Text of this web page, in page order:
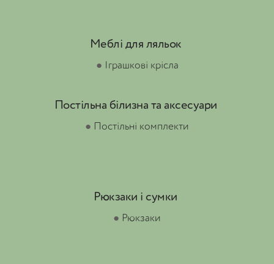
Меблі для ляльок
● Іграшкові крісла
Постільна білизна та аксесуари
● Постільні комплекти
Рюкзаки і сумки
● Рюкзаки